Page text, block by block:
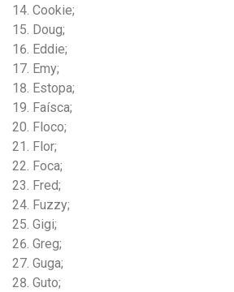
Cookie;
Doug;
Eddie;
Emy;
Estopa;
Faísca;
Floco;
Flor;
Foca;
Fred;
Fuzzy;
Gigi;
Greg;
Guga;
Guto;